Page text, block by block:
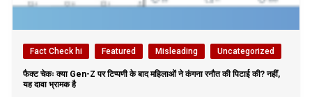
Fact Check hi Featured Misleading Uncategorized
फैक्ट चेकः क्या Gen-Z पर टिप्पणी के बाद महिलाओं ने कंगना रनौत की पिटाई की? नहीं,
यह दावा भ्रामक है